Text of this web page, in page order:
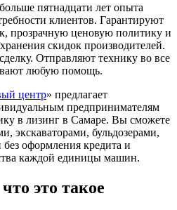
пятнадцати лет опыта
клиентов. Гарантируют
прозрачную ценовую политику и
скидок производителей.
Отправляют технику во все
любую помощь.
центр» предлагает
предпринимателям
в лизинг в Самаре. Вы сможете
экскаваторами, бульдозерами,
оформления кредита и
каждой единицы машин.
это такое